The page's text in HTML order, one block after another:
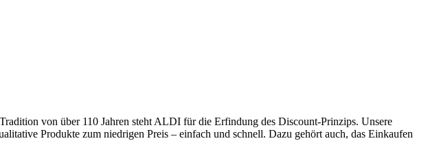
von über 110 Jahren steht ALDI für die Erfindung des Discount-Prinzips. Unsere
Produkte zum niedrigen Preis – einfach und schnell. Dazu gehört auch, das Einkaufen